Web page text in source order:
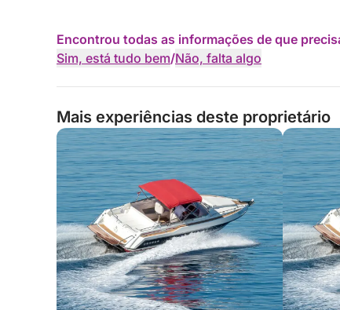
Encontrou todas as informações de que
Sim, está tudo bem/Não, falta algo
Mais experiências deste proprietário